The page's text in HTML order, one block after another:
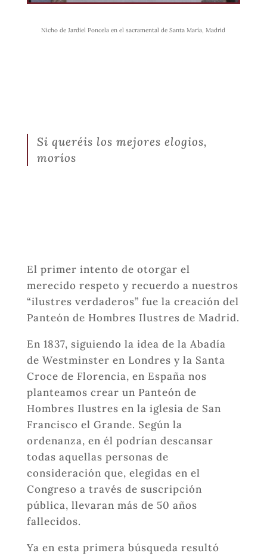
Nicho de Jardiel Poncela en el sacramental de Santa María, Madrid
Si queréis los mejores elogios,
moríos
El primer intento de otorgar el
merecido respeto y recuerdo a nuestros
“ilustres verdaderos” fue la creación del
Panteón de Hombres Ilustres de Madrid.
En 1837, siguiendo la idea de la Abadía
de Westminster en Londres y la Santa
Croce de Florencia, en España nos
planteamos crear un Panteón de
Hombres Ilustres en la iglesia de San
Francisco el Grande. Según la
ordenanza, en él podrían descansar
todas aquellas personas de
consideración que, elegidas en el
Congreso a través de suscripción
pública, llevaran más de 50 años
fallecidos.
Ya en esta primera búsqueda resultó